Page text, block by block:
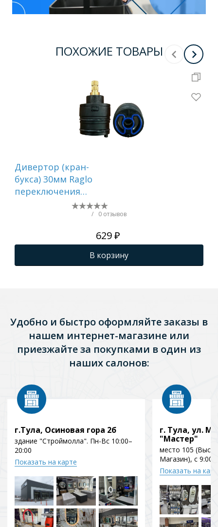
ПОХОЖИЕ ТОВАРЫ
Дивертор (кран-
букса) 30мм Raglo
переключения
режимов (20 шлицов)
/ 0 отзывов
629 ₽
В корзину
Удобно и быстро оформляйте заказы в
нашем интернет-магазине или
приезжайте за покупками в один из
наших салонов:
г.Тула, Осиновая гора 2б
здание "Строймолла". Пн-Вс 10:00–
20:00
Показать на карте
г. Тула, ул.
"Мастер"
место 105
Магазин), с 9:00
Показать на